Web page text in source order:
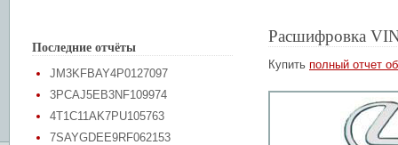
Последние отчёты
JM3KFBAY4P0127097
3PCAJ5EB3NF109974
4T1C11AK7PU105763
7SAYGDEE9RF062153
Расшифровка
Купить полный отчет